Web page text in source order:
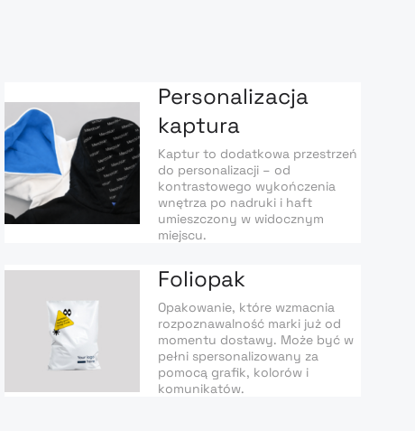
Personalizacja
kaptura
Kaptur to dodatkowa przestrzeń
do personalizacji – od
kontrastowego wykończenia
wnętrza po nadruki i haft
umieszczony w widocznym
miejscu.
Foliopak
Opakowanie, które wzmacnia
rozpoznawalność marki już od
momentu dostawy. Może być w
pełni spersonalizowany za
pomocą grafik, kolorów i
komunikatów.